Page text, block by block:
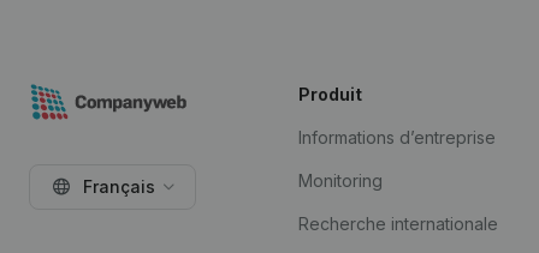
Français
Produit
Informations d’entreprise
Monitoring
Recherche internationale